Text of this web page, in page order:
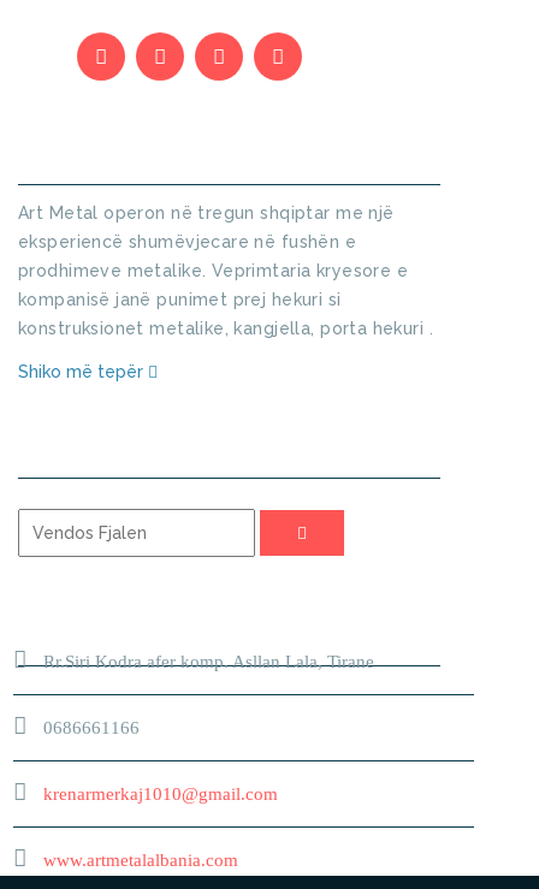
Art Metal operon në tregun shqiptar me një
eksperiencë shumëvjecare në fushën e
prodhimeve metalike. Veprimtaria kryesore e
kompanisë janë punimet prej hekuri si
konstruksionet metalike, kangjella, porta hekuri .
Shiko më tepër
Rr.Siri Kodra afer komp. Asllan Lala, Tirane
0686661166
krenarmerkaj1010@gmail.com
www.artmetalalbania.com